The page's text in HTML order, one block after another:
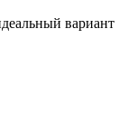
вариант